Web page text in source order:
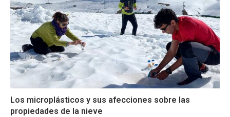
Los microplásticos y sus afecciones sobre las
propiedades de la nieve